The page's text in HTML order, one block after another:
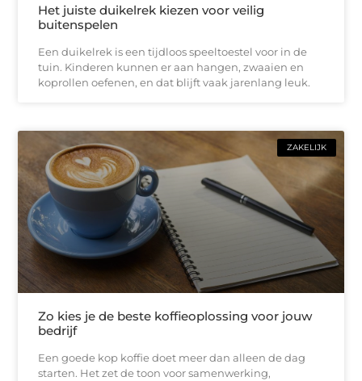
Het juiste duikelrek kiezen voor veilig
buitenspelen
Een duikelrek is een tijdloos speeltoestel voor in de
tuin. Kinderen kunnen er aan hangen, zwaaien en
koprollen oefenen, en dat blijft vaak jarenlang leuk.
ZAKELIJK
Zo kies je de beste koffieoplossing voor jouw
bedrijf
Een goede kop koffie doet meer dan alleen de dag
starten. Het zet de toon voor samenwerking,